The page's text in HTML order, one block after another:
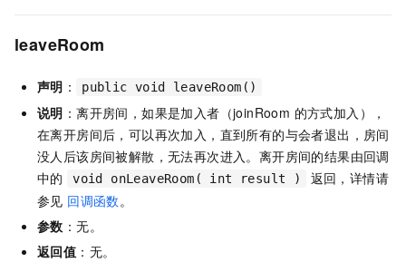
leaveRoom
声明 ： public void leaveRoom()
说明 ：离开房间，如果是加入者（joinRoom 的方式加入），
在离开房间后，可以再次加入，直到所有的与会者退出，房间
没人后该房间被解散，无法再次进入。离开房间的结果由回调
中的
void onLeaveRoom( int result )
返回，详情请
参见 回调函数。
参数 ：无。
返回值 ：无。